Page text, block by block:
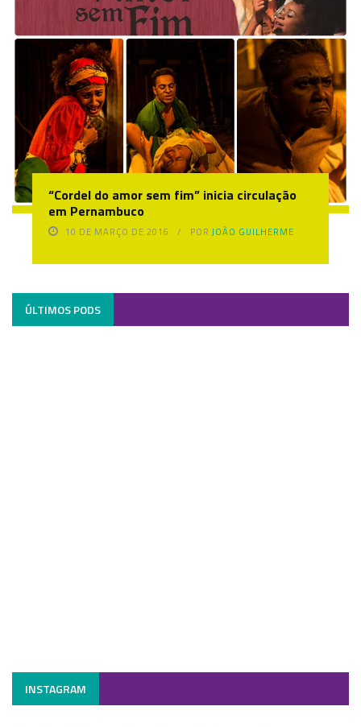
“Cordel do amor sem fim” inicia circulação
em Pernambuco
10 DE MARÇO DE 2016 POR JOÃO GUILHERME
ÚLTIMOS PODS
INSTAGRAM